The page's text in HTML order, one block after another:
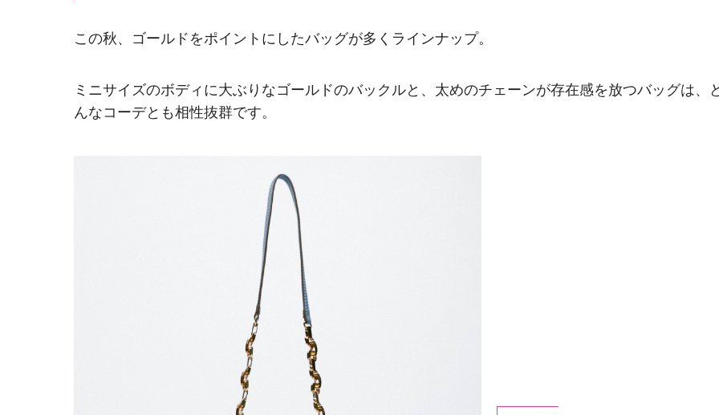
この秋、ゴールドをポイントにしたバッグが多くラインナップ。
ミニサイズのボディに大ぶりなゴールドのバックルと、太めのチェーンが存在感を放つバッグは、
んなコーデとも相性抜群です。